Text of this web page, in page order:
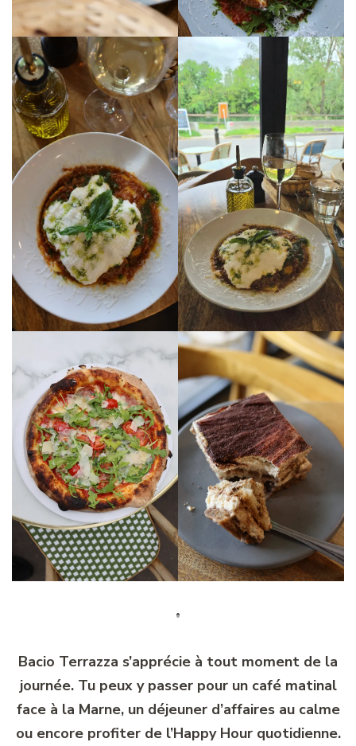
Bacio Terrazza s’apprécie à tout moment de la
journée. Tu peux y passer pour un café matinal
face à la Marne, un déjeuner d’affaires au calme
ou encore profiter de l’Happy Hour quotidienne.